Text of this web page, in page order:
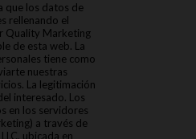
que los datos de
rellenando el
Quality Marketing
de esta web. La
tiene como
nuestras
La legitimación
interesado. Los
en los servidores
a través de
ubicada en